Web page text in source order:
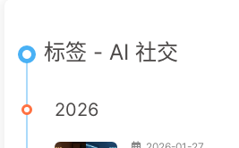
标签 - AI 社交
2026